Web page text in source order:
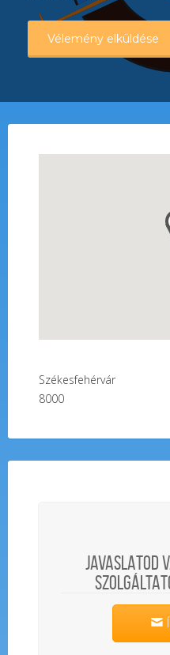
Vélemény elküldése
Székesfehérvár
8000
JAVASLATOD